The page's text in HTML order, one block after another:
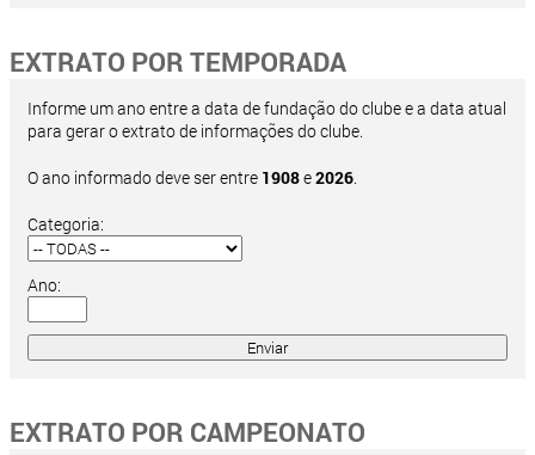
EXTRATO POR TEMPORADA
Informe um ano entre a data de fundação do clube e a data atual
para gerar o extrato de informações do clube.
O ano informado deve ser entre 1908e2026.
Categoria:
Ano:
EXTRATO POR CAMPEONATO